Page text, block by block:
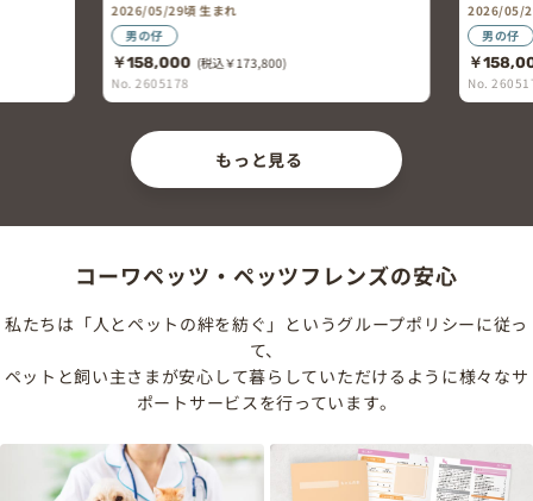
2026/05/29頃 生まれ
男の仔
￥158,000 (税込￥173,800)
No. 2605178
2026/05/
男の仔
￥
No.
もっと見る
コーワペッツ・ペッツフレンズの安心
私たちは「人とペットの絆を紡ぐ」というグループポリシーに従っ
て、
ペットと飼い主さまが安心して暮らしていただけるように様々なサ
ポートサービスを行っています。